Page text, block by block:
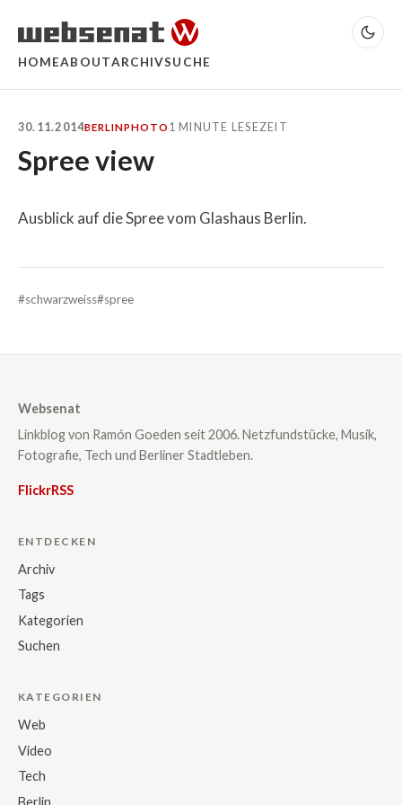
HOMEABOUTARCHIVSUCHE
30.11.2014BERLINPHOTO 1 MINUTE LESEZEIT
Spree view
Ausblick auf die Spree vom Glashaus Berlin.
#schwarzweiss#spree
Websenat
Linkblog von Ramón Goeden seit 2006. Netzfundstücke, Musik,
Fotografie, Tech und Berliner Stadtleben.
FlickrRSS
ENTDECKEN
Archiv
Tags
Kategorien
Suchen
KATEGORIEN
Web
Video
Tech
Berlin